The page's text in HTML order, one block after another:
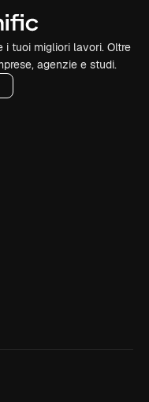
i tuoi migliori lavori. Oltre
agenzie e studi.